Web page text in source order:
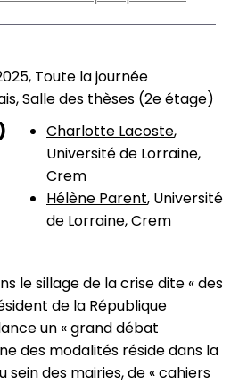
Toute la journée
Salle des thèses (2e étage)
Charlotte Lacoste,
Université de Lorraine,
Crem
Hélène Parent, Université
de Lorraine, Crem
le sillage de la crise dite « des
de la République
un « grand débat
des modalités réside dans la
sein des mairies, de « cahiers